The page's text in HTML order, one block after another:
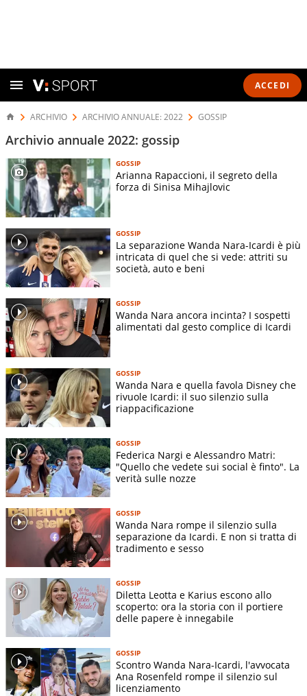
ACCEDI
ARCHIVIO ARCHIVIO ANNUALE: 2022 GOSSIP
Archivio annuale 2022: gossip
GOSSIP
Arianna Rapaccioni, il segreto della
forza di Sinisa Mihajlovic
GOSSIP
La separazione Wanda Nara-Icardi è più
intricata di quel che si vede: attriti su
società, auto e beni
GOSSIP
Wanda Nara ancora incinta? I sospetti
alimentati dal gesto complice di Icardi
GOSSIP
Wanda Nara e quella favola Disney che
rivuole Icardi: il suo silenzio sulla
riappacificazione
GOSSIP
Federica Nargi e Alessandro Matri:
"Quello che vedete sui social è finto". La
verità sulle nozze
GOSSIP
Wanda Nara rompe il silenzio sulla
separazione da Icardi. E non si tratta di
tradimento e sesso
GOSSIP
Diletta Leotta e Karius escono allo
scoperto: ora la storia con il portiere
delle papere è innegabile
GOSSIP
Scontro Wanda Nara-Icardi, l'avvocata
Ana Rosenfeld rompe il silenzio sul
licenziamento